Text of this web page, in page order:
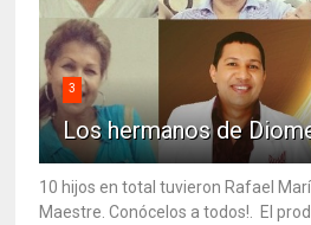
3
Los hermanos de
10 hijos en total tuvieron Rafael
Maestre. Conócelos a todos!. El